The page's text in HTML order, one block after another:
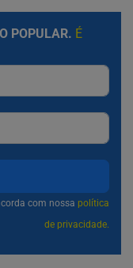
POPULAR. É
com nossa política
de privacidade.